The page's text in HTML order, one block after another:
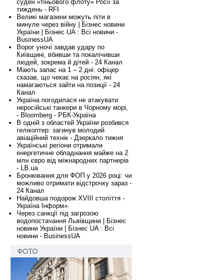
суден «тіньового флоту» Росії за
тиждень - RFI
Великі магазини можуть піти в
минуле через війну | Бізнес новини
України | Бізнес UA : Всі новини -
BusinessUA
Ворог уночі завдав удару по
Київщині, вбивши та покалічивши
людей, зокрема й дітей - 24 Канал
Мають запас на 1 – 2 дні: офіцер
сказав, що чекає на росіян, які
намагаються зайти на позиції - 24
Канал
Україна погодилася не атакувати
неросійські танкери в Чорному морі,
- Bloomberg - РБК-Україна
В одній з областей України розбився
гелікоптер: загинув молодий
авіаційний технік - Дзеркало тижня
Українські регіони отримали
енергетичне обладнання майже на 2
млн євро від міжнародних партнерів
- LB.ua
Бронювання для ФОП у 2026 році: чи
можливо отримати відстрочку зараз -
24 Канал
Найдовша подорож XVIII століття -
Україна Інформ».
Через санкції під загрозою
водопостачання Львівщини | Бізнес
новини України | Бізнес UA : Всі
новини - BusinessUA
ФОТО